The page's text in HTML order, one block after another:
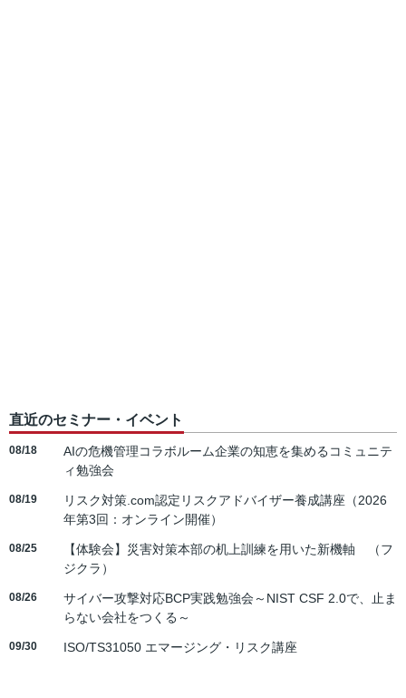
直近のセミナー・イベント
08/18
AIの危機管理コラボルーム企業の知恵を集めるコミュニテ
ィ勉強会
08/19
リスク対策.com認定リスクアドバイザー養成講座（2026
年第3回：オンライン開催）
08/25
【体験会】災害対策本部の机上訓練を用いた新機軸 （フ
ジクラ）
08/26
サイバー攻撃対応BCP実践勉強会～NIST CSF 2.0で、止ま
らない会社をつくる～
09/30 ISO/TS31050 エマージング・リスク講座